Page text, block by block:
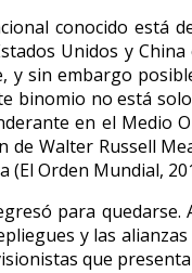
conocido está
Unidos y
y sin embargo
binomio no está
en el Medio
de Walter Russell
(El Orden Mundial,
para
y las
que